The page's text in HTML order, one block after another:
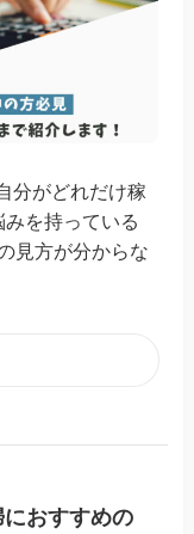
分がどれだけ稼
を持っている
見方が分からな
おすすめの